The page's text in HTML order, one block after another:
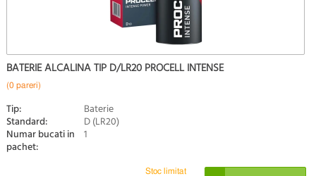
BATERIE ALCALINA TIP D/LR20 PROCELL INTENSE
(0 pareri)
Tip: Baterie
Standard: D (LR20)
Numar bucati in
pachet:
1
Stoc limitat